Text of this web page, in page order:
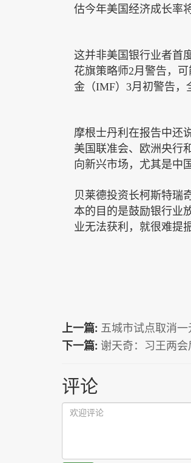
估今年美国经济成长率
这并非美国银行业者首
花旗策略师2月警告，
金（IMF） 3月初警告，
摩根士丹利在报告中还
美国联准会、欧洲央行
向新兴市场，尤其是中
贝莱德投资长柯斯特瑞
本的目的是鼓励银行业
业无法获利，就很难提
上一篇: 五城市试点取消一
下一篇: 谢天奇：习王两
评论